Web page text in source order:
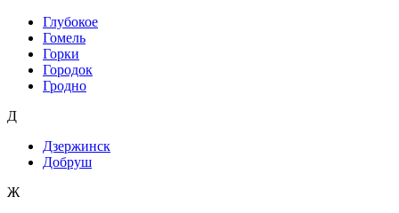
Глубокое
Гомель
Горки
Городок
Гродно
Д
Дзержинск
Добруш
Ж